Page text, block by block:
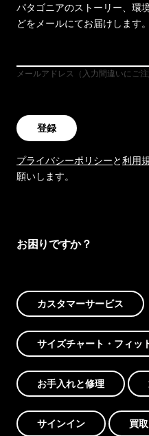
パタゴニアのストーリー、環
どをメールにてお届けします。
メールアドレス（入力間違いにご注
登録
プライバシーポリシーと利用
願いします。
お困りですか？
カスタマーサービス
サイズチャート・フィッ
お手入れと修理
サインイン 買取